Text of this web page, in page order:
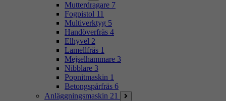
Mutterdragare 7
Fogpistol 11
Multiverktyg 5
Handöverfräs 4
Elhyvel 2
Lamellfräs 1
Mejselhammare 3
Nibblare 3
Popnitmaskin 1
Betongspårfräs 6
Anläggningsmaskin 21